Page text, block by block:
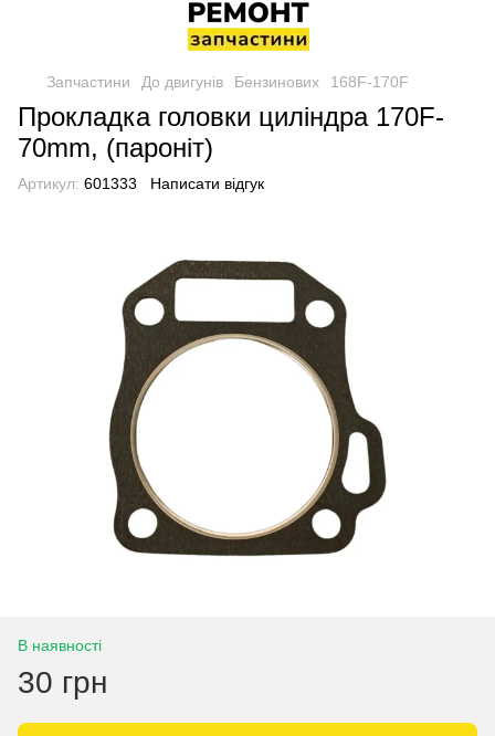
Запчастини До двигунів Бензинових 168F-170F
Прокладка головки циліндра 170F-
70mm, (пароніт)
Артикул: 601333 Написати відгук
В наявності
30 грн